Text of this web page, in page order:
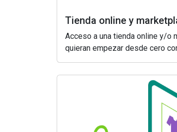
Tienda online y
Acceso a una tienda online y/o
quieran empezar desde cero